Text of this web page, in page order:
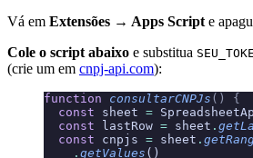
Vá em Extensões → Apps Script e
Cole o script abaixo e substitua
(crie um em cnpj-api.com):
function consultarCNPJs ()
{
  const
sheet =
  const
lastRow = sheet .
  const
cnpjs = sheet .
    .
getValues ()